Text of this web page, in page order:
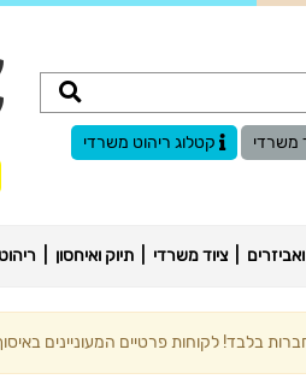
משרדי קטלוג ריהוט משרדי
ציוד משרדי תיוק ואיחסון
בלבד! לקוחות פרטיים המעוניינים